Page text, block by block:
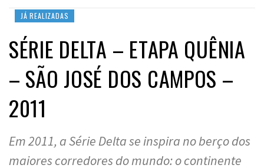
JÁ REALIZADAS
SÉRIE DELTA – ETAPA QUÊNIA
– SÃO JOSÉ DOS CAMPOS –
2011
Em 2011, a Série Delta se inspira no berço dos
maiores corredores do mundo: o continente